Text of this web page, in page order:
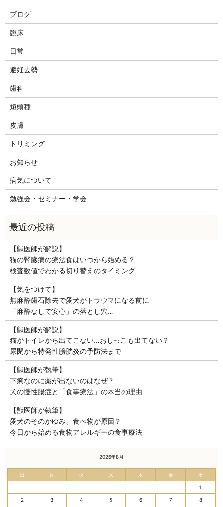
ブログ
臨床
日常
避妊去勢
歯科
短頭種
皮膚
トリミング
お知らせ
病気について
勉強会・セミナー・学会
【獣医師が解説】
猫の腎臓病の療法食はいつから始める？
検査数値でわかる切り替えのタイミング
【気をつけて】
無麻酔歯石除去で愛犬がトラウマになる前に
「麻酔なしで安心」の落とし穴…
【獣医師が解説】
猫がトイレから出てこない…おしっこも出てない？
尿閉から特発性膀胱炎の予防法まで
【獣医師が執筆】
下痢なのに薬が出ないのはなぜ？
犬の慢性腸症と「食事療法」の本当の理由
【獣医師が執筆】
愛犬のそのかゆみ、食べ物が原因？
今日から始める食物アレルギーの食事療法
2026年8月
日 月 火 水 木 金 土
1
2 3 4 5 6 7 8